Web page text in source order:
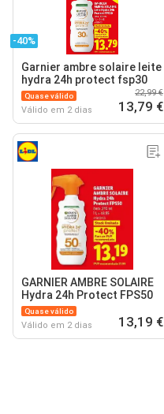
-40%
Garnier ambre solaire leite
hydra 24h protect fsp30
Quase válido
Válido em 2 dias
22,99 €
13,79 €
GARNIER AMBRE SOLAIRE
Hydra 24h Protect FPS50
Quase válido
Válido em 2 dias 13,19 €